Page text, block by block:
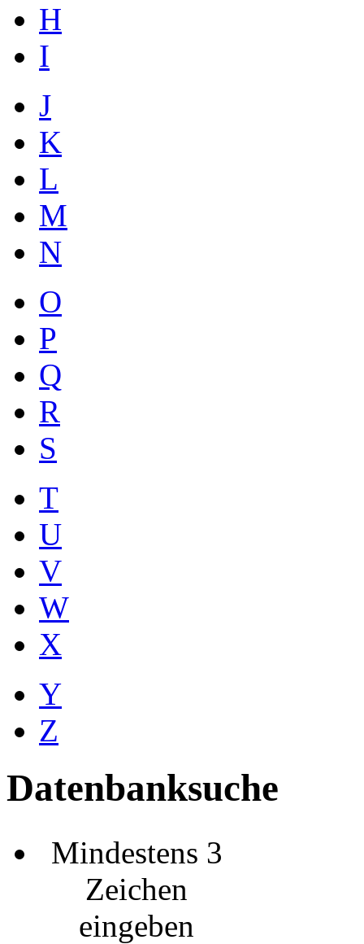
H
I
J
K
L
M
N
O
P
Q
R
S
T
U
V
W
X
Y
Z
Datenbanksuche
Mindestens 3
Zeichen
eingeben